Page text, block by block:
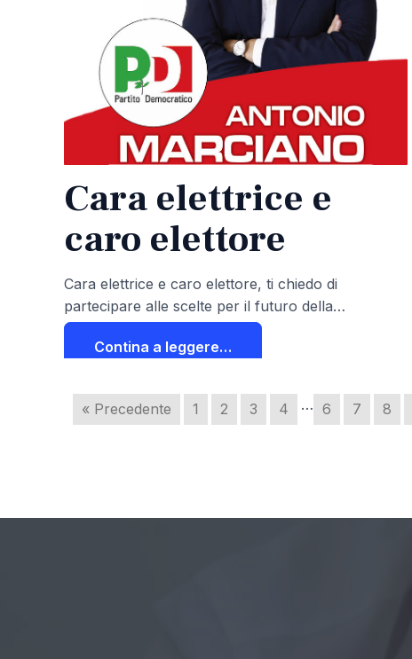
Cara elettrice e
caro elettore
Cara elettrice e caro elettore, ti chiedo di
partecipare alle scelte per il futuro della…
Contina a leggere…
« Precedente 1 2 3 4 … 6 7 8